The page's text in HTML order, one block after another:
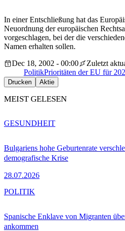
In einer Entschließung hat das
Neuordnung der europäischen
vorgeschlagen, bei der die
Namen erhalten sollen.
Dec 18, 2002 - 00:00
Zuletzt
PolitikPrioritäten der EU für
Drucken Aktie
MEIST GELESEN
Bulgariens hohe Geburtenrate
demografische Krise
28.07.2026
GESUNDHEIT
Spanische Enklave von Migranten
ankommen
POLITIK